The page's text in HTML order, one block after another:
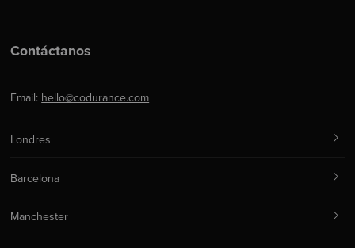
Contáctanos
Email: hello@codurance.com
Londres
Barcelona
Manchester